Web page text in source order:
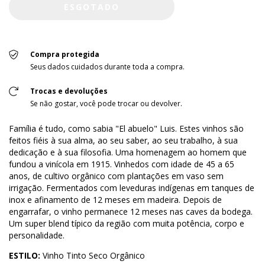
Compra protegida
Seus dados cuidados durante toda a compra.
Trocas e devoluções
Se não gostar, você pode trocar ou devolver.
Família é tudo, como sabia "El abuelo" Luis. Estes vinhos são
feitos fiéis à sua alma, ao seu saber, ao seu trabalho, à sua
dedicação e à sua filosofia. Uma homenagem ao homem que
fundou a vinícola em 1915. Vinhedos com idade de 45 a 65
anos, de cultivo orgânico com plantações em vaso sem
irrigação. Fermentados com leveduras indígenas em tanques de
inox e afinamento de 12 meses em madeira. Depois de
engarrafar, o vinho permanece 12 meses nas caves da bodega.
Um super blend típico da região com muita potência, corpo e
personalidade.
ESTILO: Vinho Tinto Seco Orgânico